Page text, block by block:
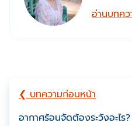
อ่านบทค
❮ บทความก่อนหน้า
อากาศร้อนจัดต้องระวังอะไ